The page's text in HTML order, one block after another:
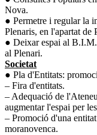
Nova.
● Permetre i regular la
Plenaris, en l'apartat de
● Deixar espai al
al Plenari.
Societat
● Pla d'Entitats:
– Fira d'entitats.
– Adequació de
augmentar l'espai per
– Promoció d'una
moranovenca.